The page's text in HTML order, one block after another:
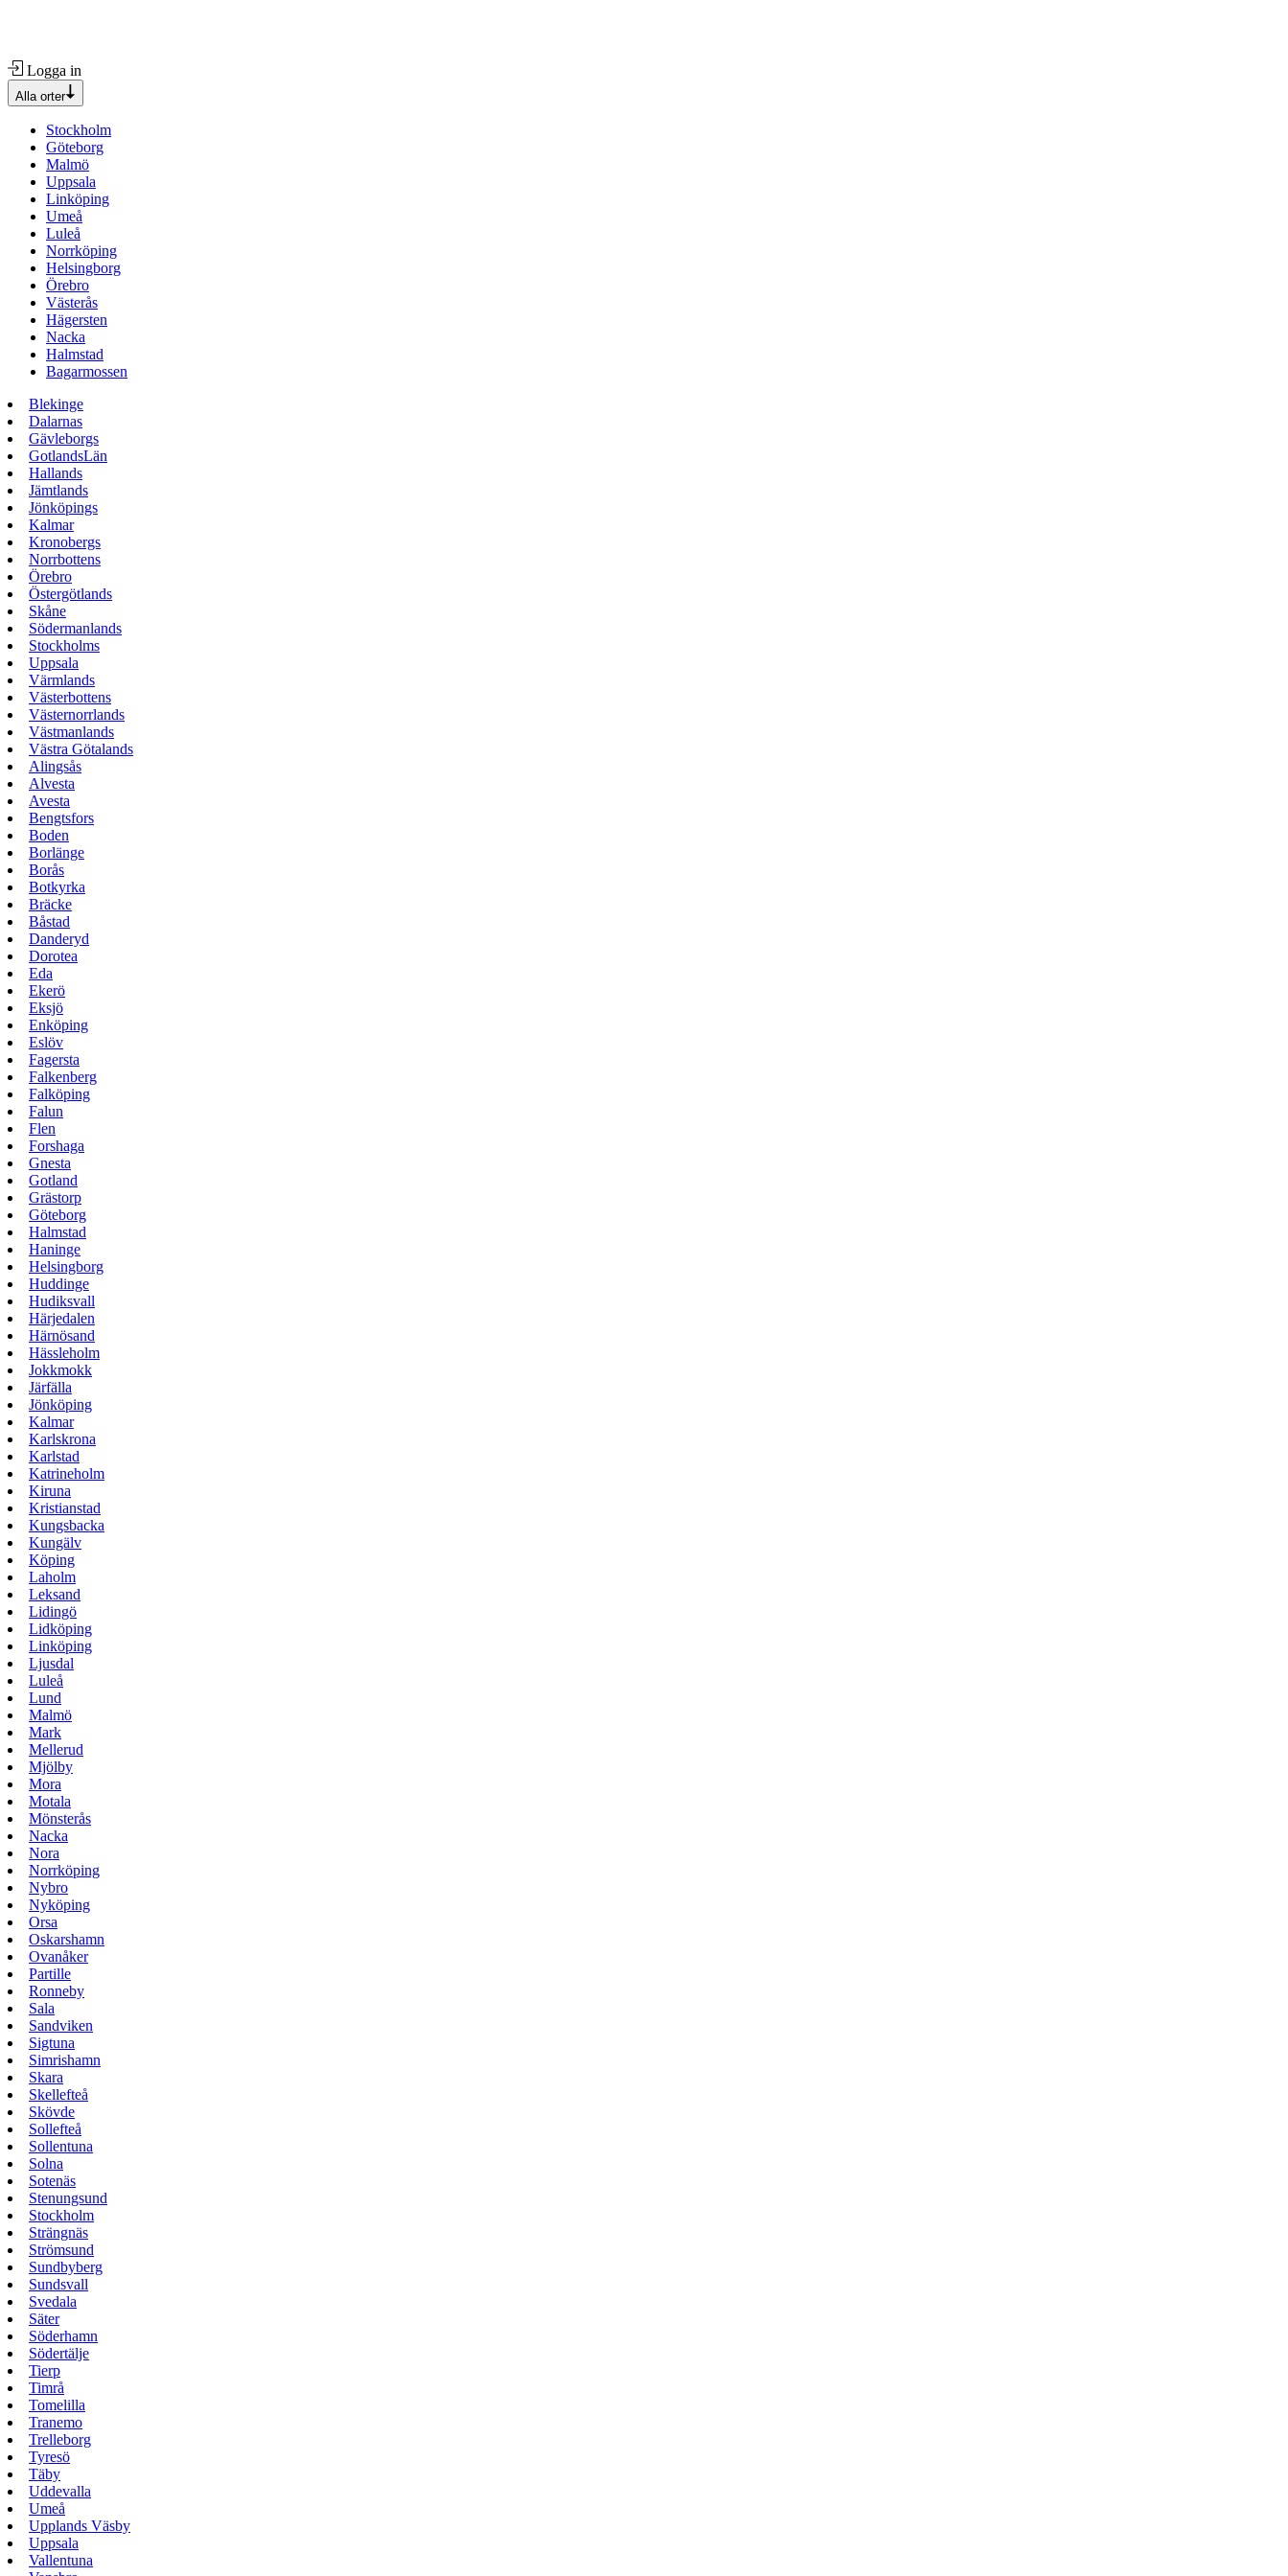
Logga in
Alla orter
Stockholm
Göteborg
Malmö
Uppsala
Linköping
Umeå
Luleå
Norrköping
Helsingborg
Örebro
Västerås
Hägersten
Nacka
Halmstad
Bagarmossen
Blekinge
Dalarnas
Gävleborgs
GotlandsLän
Hallands
Jämtlands
Jönköpings
Kalmar
Kronobergs
Norrbottens
Örebro
Östergötlands
Skåne
Södermanlands
Stockholms
Uppsala
Värmlands
Västerbottens
Västernorrlands
Västmanlands
Västra Götalands
Alingsås
Alvesta
Avesta
Bengtsfors
Boden
Borlänge
Borås
Botkyrka
Bräcke
Båstad
Danderyd
Dorotea
Eda
Ekerö
Eksjö
Enköping
Eslöv
Fagersta
Falkenberg
Falköping
Falun
Flen
Forshaga
Gnesta
Gotland
Grästorp
Göteborg
Halmstad
Haninge
Helsingborg
Huddinge
Hudiksvall
Härjedalen
Härnösand
Hässleholm
Jokkmokk
Järfälla
Jönköping
Kalmar
Karlskrona
Karlstad
Katrineholm
Kiruna
Kristianstad
Kungsbacka
Kungälv
Köping
Laholm
Leksand
Lidingö
Lidköping
Linköping
Ljusdal
Luleå
Lund
Malmö
Mark
Mellerud
Mjölby
Mora
Motala
Mönsterås
Nacka
Nora
Norrköping
Nybro
Nyköping
Orsa
Oskarshamn
Ovanåker
Partille
Ronneby
Sala
Sandviken
Sigtuna
Simrishamn
Skara
Skellefteå
Skövde
Sollefteå
Sollentuna
Solna
Sotenäs
Stenungsund
Stockholm
Strängnäs
Strömsund
Sundbyberg
Sundsvall
Svedala
Säter
Söderhamn
Södertälje
Tierp
Timrå
Tomelilla
Tranemo
Trelleborg
Tyresö
Täby
Uddevalla
Umeå
Upplands Väsby
Uppsala
Vallentuna